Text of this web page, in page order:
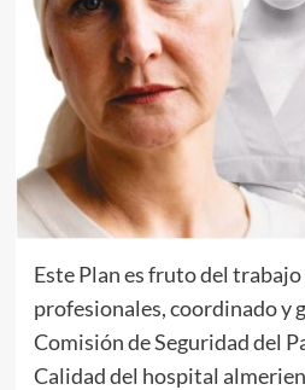
Este Plan es fruto del
profesionales, coordinado y
Comisión de Seguridad del
Calidad del hospital